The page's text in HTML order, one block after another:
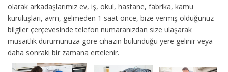
olarak arkadaşlarımız ev, iş, okul, hastane, fabrika, kamu
kuruluşları, avm, gelmeden 1 saat önce, bize vermiş olduğunuz
bilgiler çerçevesinde telefon numaranızdan size ulaşarak
müsaitlik durumunuza göre cihazın bulunduğu yere gelinir veya
daha sonraki bir zamana ertelenir.